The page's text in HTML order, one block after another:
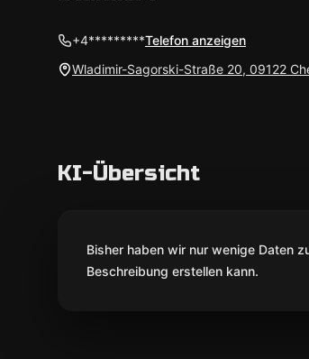
+4*********Telefon anzeigen
Wladimir-Sagorski-Straße 20, 09122
KI-Übersicht
Bisher haben wir nur wenige Daten
Beschreibung erstellen kann.